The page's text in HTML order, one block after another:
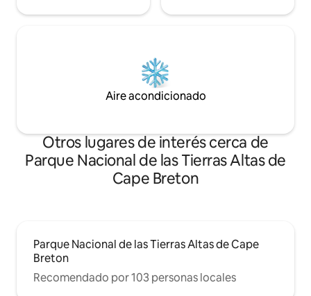
Aire acondicionado
Otros lugares de interés cerca de
Parque Nacional de las Tierras Altas de
Cape Breton
Parque Nacional de las Tierras Altas de Cape
Breton
Recomendado por 103 personas locales